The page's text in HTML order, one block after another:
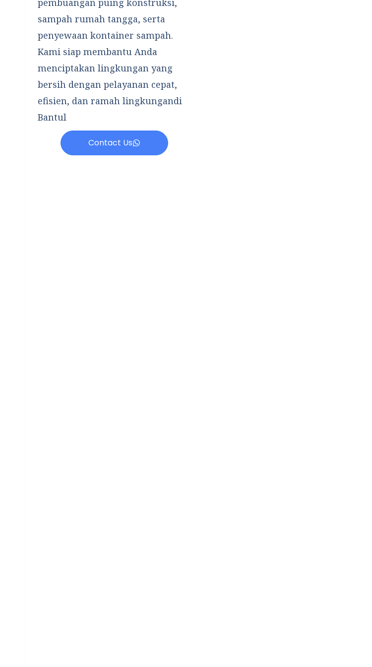
sampah rumah tangga, serta
penyewaan kontainer sampah.
Kami siap membantu Anda
menciptakan lingkungan yang
bersih dengan pelayanan cepat,
efisien, dan ramah lingkungandi
Bantul
Contact Us